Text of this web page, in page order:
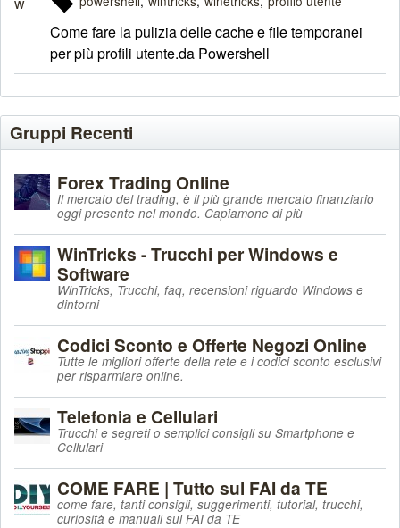
Come fare la pulizia delle cache e file temporanei
per più profili utente.da Powershell
Gruppi Recenti
Forex Trading Online
Il mercato del trading, è il più grande mercato finanziario
oggi presente nel mondo. Capiamone di più
WinTricks - Trucchi per Windows e
Software
WinTricks, Trucchi, faq, recensioni riguardo Windows e
dintorni
Codici Sconto e Offerte Negozi Online
Tutte le migliori offerte della rete e i codici sconto esclusivi
per risparmiare online.
Telefonia e Cellulari
Trucchi e segreti o semplici consigli su Smartphone e
Cellulari
COME FARE | Tutto sul FAI da TE
come fare, tanti consigli, suggerimenti, tutorial, trucchi,
curiosità e manuali sul FAI da TE